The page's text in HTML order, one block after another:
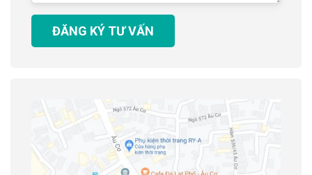
ĐĂNG KÝ TƯ VẤN